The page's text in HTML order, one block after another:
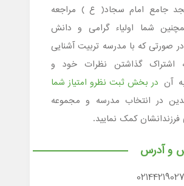
جامع امام سجاد( ع ) مراجعه
شما اولیاء گرامی و دانش
در صورتی که با مدرسه تربیت آشنایی
اشتراک گذاشتن نظرات خود و
آن در بخش ثبت نظرو امتیاز شما
در انتخاب مدرسه و مجموعه
کمک نمایید.
و آدرس
02144219027